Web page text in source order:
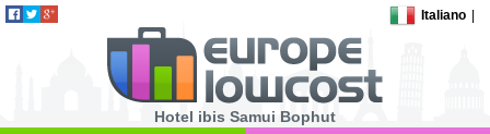
Italiano
Hotel ibis Samui Bophut